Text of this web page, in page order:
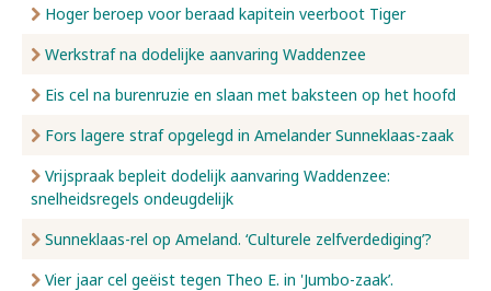
Hoger beroep voor beraad kapitein veerboot Tiger
Werkstraf na dodelijke aanvaring Waddenzee
Eis cel na burenruzie en slaan met baksteen op het hoofd
Fors lagere straf opgelegd in Amelander Sunneklaas-zaak
Vrijspraak bepleit dodelijk aanvaring Waddenzee:
snelheidsregels ondeugdelijk
Sunneklaas-rel op Ameland. ‘Culturele zelfverdediging’?
Vier jaar cel geëist tegen Theo E. in 'Jumbo-zaak’.